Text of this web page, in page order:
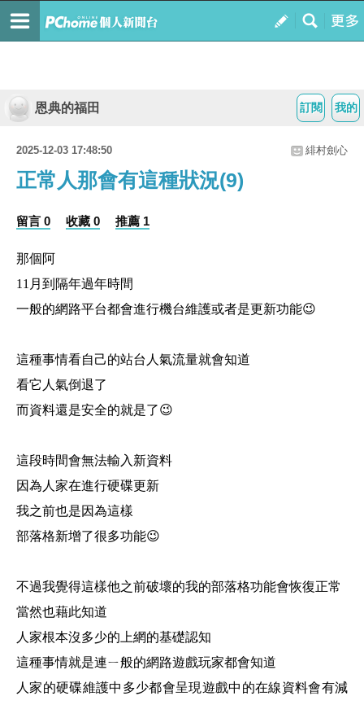
我的
訂閱
恩典的福田
2025-12-03 17:48:50 緋村劍心
正常人那會有這種狀況(9)
留言 0 收藏 0 推薦 1
那個阿
11月到隔年過年時間
一般的網路平台都會進行機台維護或者是更新功能😉
這種事情看自己的站台人氣流量就會知道
看它人氣倒退了
而資料還是安全的就是了😉
這段時間會無法輸入新資料
因為人家在進行硬碟更新
我之前也是因為這樣
部落格新增了很多功能😉
不過我覺得這樣他之前破壞的我的部落格功能會恢復正常
當然也藉此知道
人家根本沒多少的上網的基礎認知
這種事情就是連ㄧ般的網路遊戲玩家都會知道
人家的硬碟維護中多少都會呈現遊戲中的在線資料會有減